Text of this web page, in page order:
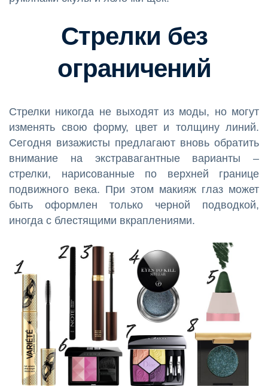
Стрелки без
ограничений
Стрелки никогда не выходят из моды, но могут
изменять свою форму, цвет и толщину линий.
Сегодня визажисты предлагают вновь обратить
внимание на экстравагантные варианты –
стрелки, нарисованные по верхней границе
подвижного века. При этом макияж глаз может
быть оформлен только черной подводкой,
иногда с блестящими вкраплениями.